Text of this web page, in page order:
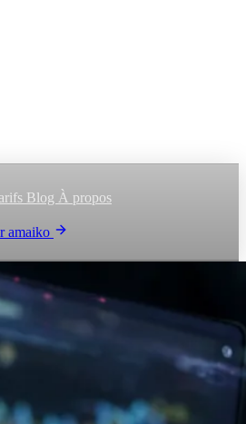
Blog À propos
amaiko
une démo